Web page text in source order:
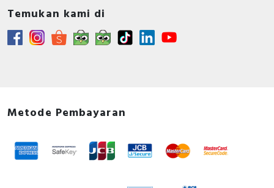
Temukan kami di
Metode Pembayaran